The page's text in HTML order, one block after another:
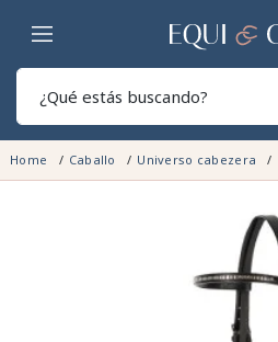
Hogar
Home Caballo Universo cabezera